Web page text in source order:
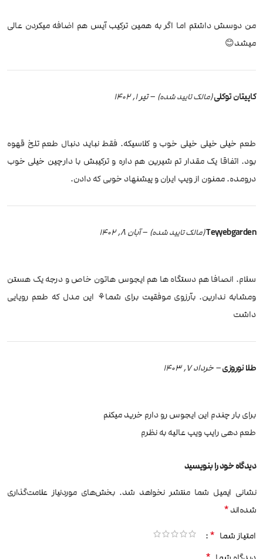
من دوسش داشتم اما اگر به همین ترکیب آیس هم اضافه میکردن عالی
میشد😊
کاپیتان توکلی(مالک تایید شده) –تیر 1, 1402
طعم خیلی خیلی خیلی خوب و کلاسیکه. فقط نباید دنبال طعم تلخ قهوه
بود. اتفاقا یک مقدار تم شیرین هم داره و ترکیبش با دارچین خیلی خوب
درومده. ممنون از ویپ ایران و پیشنهاد خوبی که دادن.
Teyyebgarden(مالک تایید شده) –آبان 8, 1402
سلام. انصافا هم دستگاه ها هم ایجوس هاتون خاص و درجه یک هستن
ومشابه ندارین. بآرزوی موفقیت برای شما⚘ این مدل که طعم رویایی
داشت
طلا نوروزی– خرداد 7, 1403
برای بار چندم این ایجوس رو دارم خرید میکنم
طعم دهی رایپ ویپ عالیه به نظرم
دیدگاه خود را بنویسید
نشانی ایمیل شما منتشر نخواهد شد. بخش‌های موردنیاز علامت‌گذاری
شده‌اند*
امتیاز شما *